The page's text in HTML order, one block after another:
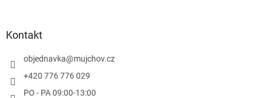
Kontakt
objednavka@mujchov.cz
+420 776 776 029
PO - PA 09:00-13:00